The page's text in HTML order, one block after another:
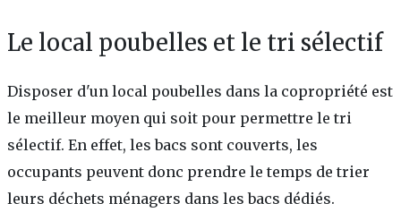
Le local poubelles et le tri sélectif
Disposer d'un local poubelles dans la copropriété est
le meilleur moyen qui soit pour permettre le tri
sélectif. En effet, les bacs sont couverts, les
occupants peuvent donc prendre le temps de trier
leurs déchets ménagers dans les bacs dédiés.